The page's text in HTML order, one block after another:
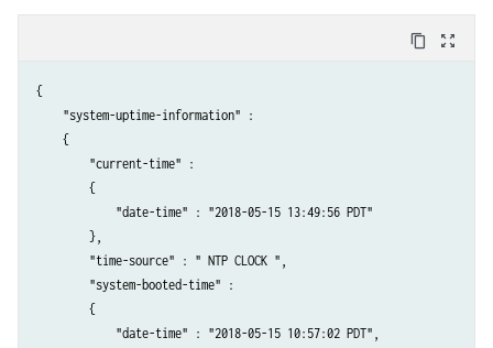
        "system-booted-time" : [
        {
            "date-time" : [
            {
                "data" : "2018-05-15 10:57:02 PDT",
                "attributes" : {"junos:seconds" : "1526407022"}
            }
            ],
            "time-length" : [
            {
                "data" : "02:46:44",
content_copy zoom_out_map
{
    "system-uptime-information" :
    {
        "current-time" :
        {
            "date-time" : "2018-05-15 13:49:56 PDT"
        },
        "time-source" : " NTP CLOCK ",
        "system-booted-time" :
        {
            "date-time" : "2018-05-15 10:57:02 PDT",